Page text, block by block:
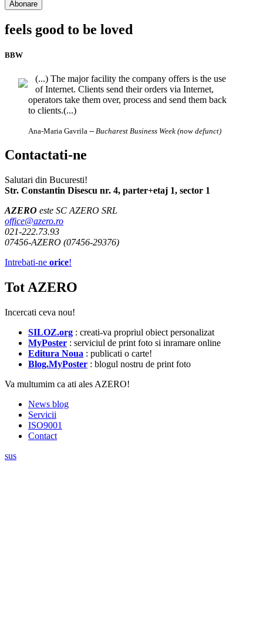
feels good to be loved
BBW
(...) The major facility the company offers is the use
of Internet. Clients send their orders via Internet,
operators take them over, process and send them back
to clients.(...)
Ana-Maria Gavrila -- Bucharest Business Week (now defunct)
Contactati-ne
Salutari din Bucuresti!
Str. Constantin Disescu nr. 4, parter+etaj 1, sector 1
AZERO este SC AZERO SRL
office@azero.ro
021-222.73.93
07456-AZERO (07456-29376)
Intrebati-ne orice!
Tot AZERO
Incercati ceva nou!
SILOZ.org : creati-va propriul obiect personalizat
MyPoster : serviciul de print foto si inramare online
Editura Noua : publicati o carte!
Blog.MyPoster : blogul nostru de print foto
Va multumim ca ati ales AZERO!
News blog
Servicii
ISO9001
Contact
sus